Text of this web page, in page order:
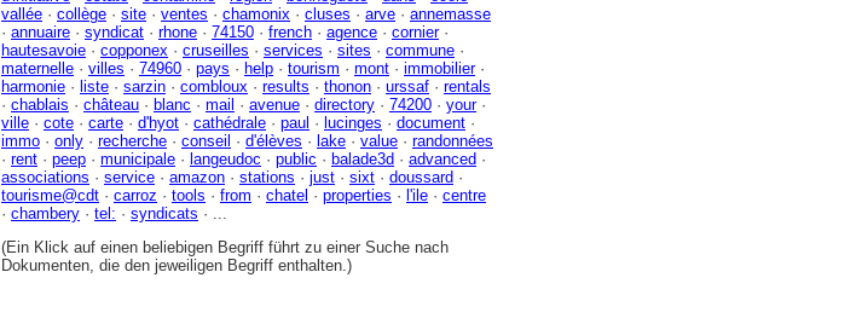
vallée · collège · site · ventes · chamonix · cluses · arve · annemasse
· annuaire · syndicat · rhone · 74150 · french · agence · cornier·
hautesavoie · copponex · cruseilles · services · sites · commune ·
maternelle · villes · 74960 · pays · help · tourism · mont · immobilier·
harmonie · liste · sarzin · combloux · results · thonon · urssaf · rentals
· chablais · château · blanc · mail · avenue · directory · 74200 · your·
ville · cote · carte · d'hyot · cathédrale · paul · lucinges · document ·
immo · only · recherche · conseil · d'élèves · lake · value · randonnées
· rent · peep · municipale · langeudoc · public · balade3d · advanced ·
associations · service · amazon · stations · just · sixt · doussard ·
tourisme@cdt · carroz · tools · from · chatel · properties · l'ile · centre
· chambery · tel: · syndicats · ...
(Ein Klick auf einen beliebigen Begriff führt zu einer Suche nach
Dokumenten, die den jeweiligen Begriff enthalten.)